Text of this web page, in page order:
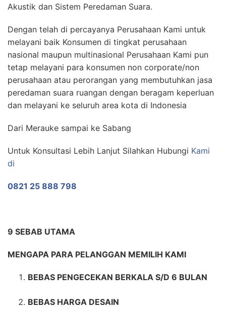
Akustik dan Sistem Peredaman Suara.
Dengan telah di percayanya Perusahaan Kami untuk
melayani baik Konsumen di tingkat perusahaan
nasional maupun multinasional Perusahaan Kami pun
tetap melayani para konsumen non corporate/non
perusahaan atau perorangan yang membutuhkan jasa
peredaman suara ruangan dengan beragam keperluan
dan melayani ke seluruh area kota di Indonesia
Dari Merauke sampai ke Sabang
Untuk Konsultasi Lebih Lanjut Silahkan Hubungi Kami
di
0821 25 888 798
9 SEBAB UTAMA
MENGAPA PARA PELANGGAN MEMILIH KAMI
BEBAS PENGECEKAN BERKALA S/D 6 BULAN
BEBAS HARGA DESAIN